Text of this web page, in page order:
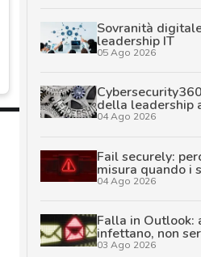
Sovranità
leadership IT
05 Ago 2026
della leadership
04 Ago 2026
Fail securely:
misura quando i
04 Ago 2026
Falla in Outlook:
infettano, non
03 Ago 2026